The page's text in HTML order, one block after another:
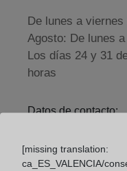
De lunes a
Agosto: De lunes
Los días 24 y 31
horas
Datos de contacto:
[missing translation:
ca_ES_VALENCIA/